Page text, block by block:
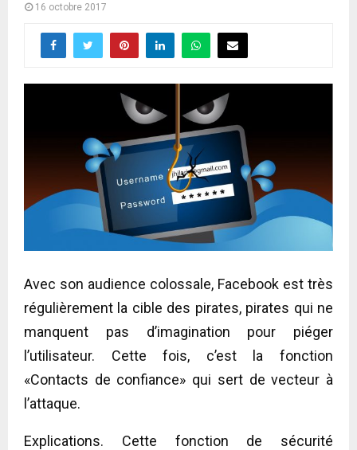
16 octobre 2017
Avec son audience colossale, Facebook est très
régulièrement la cible des pirates, pirates qui ne
manquent pas d’imagination pour piéger
l’utilisateur. Cette fois, c’est la fonction
«Contacts de confiance» qui sert de vecteur à
l’attaque.
Explications. Cette fonction de sécurité